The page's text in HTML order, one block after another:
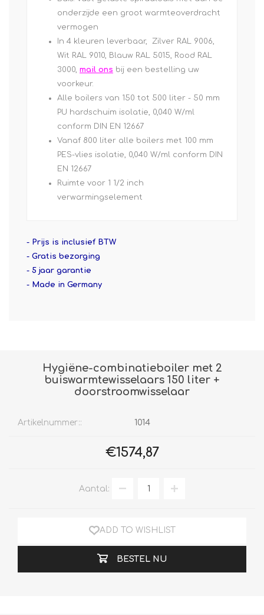
onderzijde een groot warmteoverdracht
vermogen
In 4 kleuren leverbaar, Zilver RAL 9006,
Wit RAL 9010, Blauw RAL 5015, Rood RAL
3000, mail ons bij een bestelling uw
voorkeur.
Alle boilers van 150 tot 500 liter - 50 mm
PU hardschuim isolatie, 0,040 W/ml
conform DIN EN 12667
Vanaf 800 liter alle boilers met 100 mm
PES-vlies isolatie, 0,040 W/ml conform DIN
EN 12667
Ruimte voor 1 1/2 inch
verwarmingselement
- Prijs is inclusief BTW
- Gratis bezorging
- 5 jaar garantie
- Made in Germany
Hygiëne-combinatieboiler met 2
buiswarmtewisselaars 150 liter +
doorstroomwisselaar
Artikelnummer:: 1014
€1574,87
Aantal:
ADD TO WISHLIST
BESTEL NU